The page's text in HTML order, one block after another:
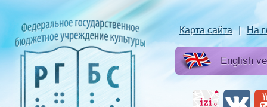
Карта сайта | На
English